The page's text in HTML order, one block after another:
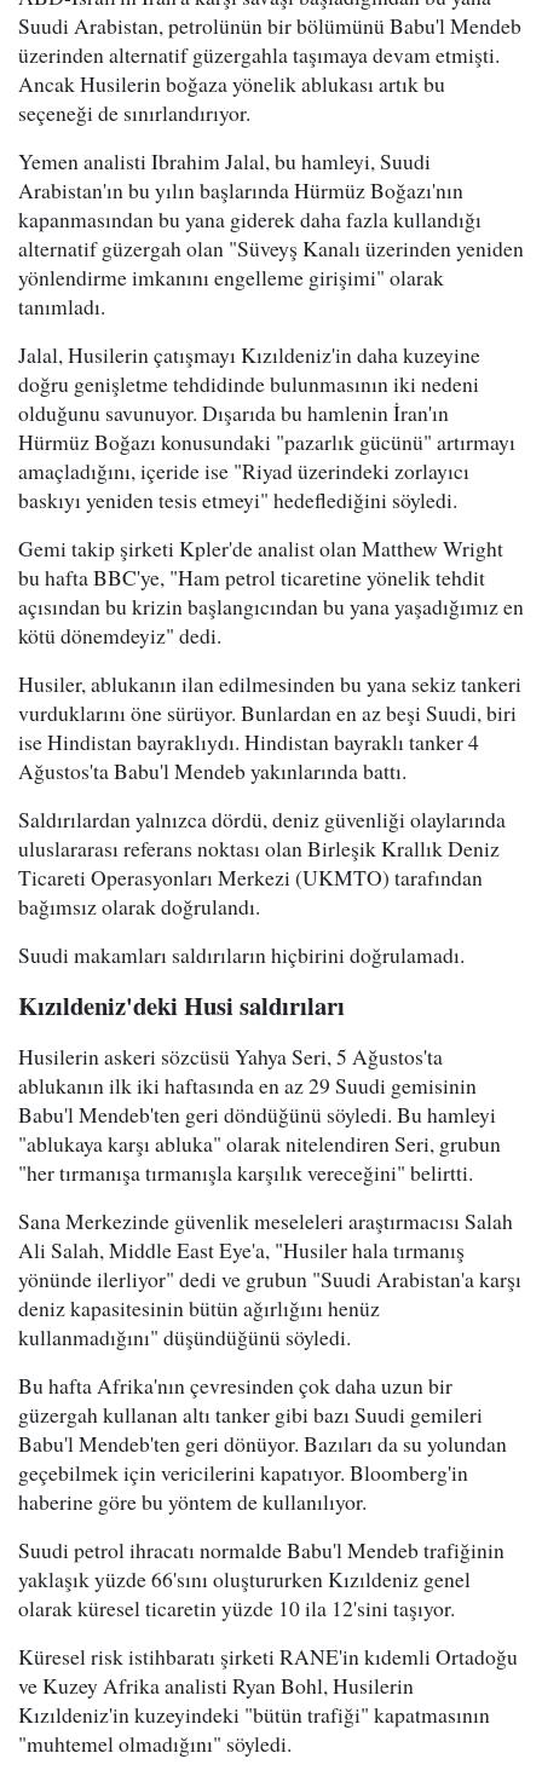
Suudi Arabistan, petrolünün bir bölümünü Babu'l Mendeb
üzerinden alternatif güzergahla taşımaya devam etmişti.
Ancak Husilerin boğaza yönelik ablukası artık bu
seçeneği de sınırlandırıyor.
Yemen analisti Ibrahim Jalal, bu hamleyi, Suudi
Arabistan'ın bu yılın başlarında Hürmüz Boğazı'nın
kapanmasından bu yana giderek daha fazla kullandığı
alternatif güzergah olan "Süveyş Kanalı üzerinden yeniden
yönlendirme imkanını engelleme girişimi" olarak
tanımladı.
Jalal, Husilerin çatışmayı Kızıldeniz'in daha kuzeyine
doğru genişletme tehdidinde bulunmasının iki nedeni
olduğunu savunuyor. Dışarıda bu hamlenin İran'ın
Hürmüz Boğazı konusundaki "pazarlık gücünü" artırmayı
amaçladığını, içeride ise "Riyad üzerindeki zorlayıcı
baskıyı yeniden tesis etmeyi" hedeflediğini söyledi.
Gemi takip şirketi Kpler'de analist olan Matthew Wright
bu hafta BBC'ye, "Ham petrol ticaretine yönelik tehdit
açısından bu krizin başlangıcından bu yana yaşadığımız en
kötü dönemdeyiz" dedi.
Husiler, ablukanın ilan edilmesinden bu yana sekiz tankeri
vurduklarını öne sürüyor. Bunlardan en az beşi Suudi, biri
ise Hindistan bayraklıydı. Hindistan bayraklı tanker 4
Ağustos'ta Babu'l Mendeb yakınlarında battı.
Saldırılardan yalnızca dördü, deniz güvenliği olaylarında
uluslararası referans noktası olan Birleşik Krallık Deniz
Ticareti Operasyonları Merkezi (UKMTO) tarafından
bağımsız olarak doğrulandı.
Suudi makamları saldırıların hiçbirini doğrulamadı.
Kızıldeniz'deki Husi saldırıları
Husilerin askeri sözcüsü Yahya Seri, 5 Ağustos'ta
ablukanın ilk iki haftasında en az 29 Suudi gemisinin
Babu'l Mendeb'ten geri döndüğünü söyledi. Bu hamleyi
"ablukaya karşı abluka" olarak nitelendiren Seri, grubun
"her tırmanışa tırmanışla karşılık vereceğini" belirtti.
Sana Merkezinde güvenlik meseleleri araştırmacısı Salah
Ali Salah, Middle East Eye'a, "Husiler hala tırmanış
yönünde ilerliyor" dedi ve grubun "Suudi Arabistan'a karşı
deniz kapasitesinin bütün ağırlığını henüz
kullanmadığını" düşündüğünü söyledi.
Bu hafta Afrika'nın çevresinden çok daha uzun bir
güzergah kullanan altı tanker gibi bazı Suudi gemileri
Babu'l Mendeb'ten geri dönüyor. Bazıları da su yolundan
geçebilmek için vericilerini kapatıyor. Bloomberg'in
haberine göre bu yöntem de kullanılıyor.
Suudi petrol ihracatı normalde Babu'l Mendeb trafiğinin
yaklaşık yüzde 66'sını oluştururken Kızıldeniz genel
olarak küresel ticaretin yüzde 10 ila 12'sini taşıyor.
Küresel risk istihbaratı şirketi RANE'in kıdemli Ortadoğu
ve Kuzey Afrika analisti Ryan Bohl, Husilerin
Kızıldeniz'in kuzeyindeki "bütün trafiği" kapatmasının
"muhtemel olmadığını" söyledi.